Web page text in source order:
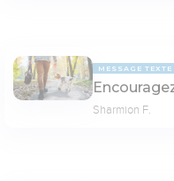
MESSAGE TEXTE
Sharmion F.